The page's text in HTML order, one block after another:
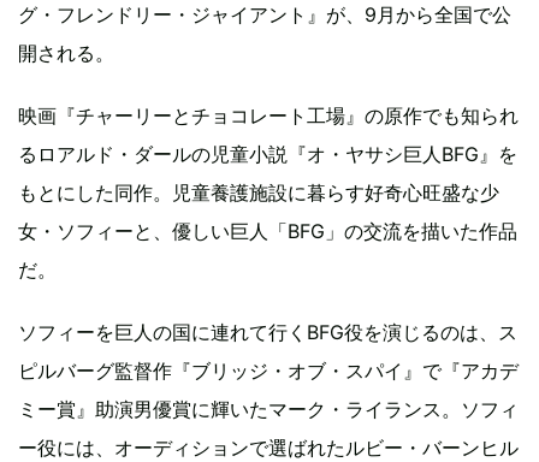
グ・フレンドリー・ジャイアント』が、9月から全国で公
開される。
映画『チャーリーとチョコレート工場』の原作でも知られ
るロアルド・ダールの児童小説『オ・ヤサシ巨人BFG』を
もとにした同作。児童養護施設に暮らす好奇心旺盛な少
女・ソフィーと、優しい巨人「BFG」の交流を描いた作品
だ。
ソフィーを巨人の国に連れて行くBFG役を演じるのは、ス
ピルバーグ監督作『ブリッジ・オブ・スパイ』で『アカデ
ミー賞』助演男優賞に輝いたマーク・ライランス。ソフィ
ー役には、オーディションで選ばれたルビー・バーンヒル